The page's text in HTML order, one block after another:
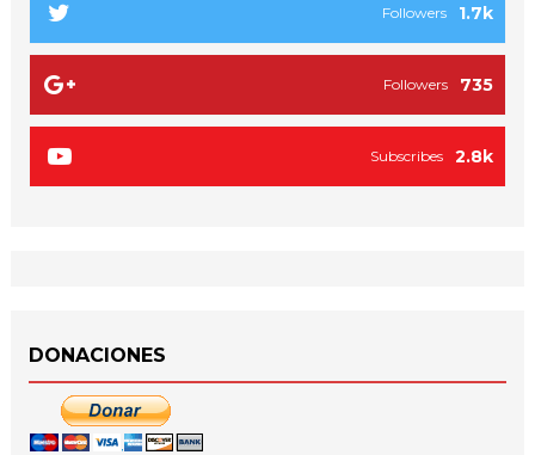
1.7k
Followers
735
Followers
2.8k
Subscribes
DONACIONES